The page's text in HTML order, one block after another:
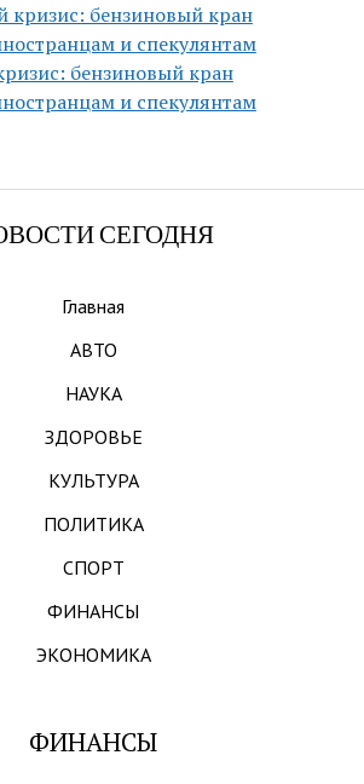
бензиновый кран
и спекулянтам
СЕГОДНЯ
Главная
АВТО
НАУКА
ЗДОРОВЬЕ
КУЛЬТУРА
ПОЛИТИКА
СПОРТ
ФИНАНСЫ
ЭКОНОМИКА
ФИНАНСЫ